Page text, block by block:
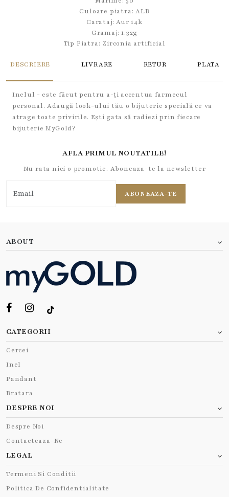
Culoare piatra: ALB
Carataj: Aur 14k
Gramaj: 1.32g
Tip Piatra: Zirconia artificial
DESCRIERE LIVRARE RETUR PLATA
Inelul - este făcut pentru a-ți accentua farmecul
personal. Adaugă look-ului tău o bijuterie specială ce va
atrage toate privirile. Ești gata să radiezi prin fiecare
bijuterie MyGold?
AFLA PRIMUL NOUTATILE!
Nu rata nici o promotie. Aboneaza-te la newsletter
ABONEAZA-TE
ABOUT
CATEGORII
Cercei
Inel
Pandant
Bratara
DESPRE NOI
Despre Noi
Contacteaza-Ne
LEGAL
Termeni Si Conditii
Politica De Confidentialitate